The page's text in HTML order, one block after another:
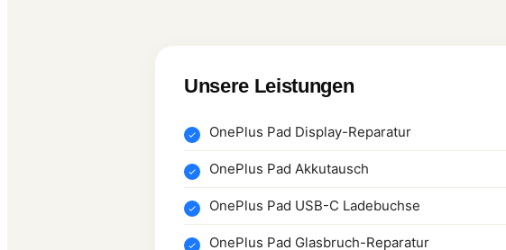
Unsere Leistungen
OnePlus Pad Display-Reparatur
OnePlus Pad Akkutausch
OnePlus Pad USB-C Ladebuchse
OnePlus Pad Glasbruch-Reparatur